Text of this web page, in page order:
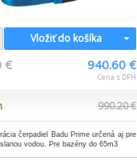
Vložiť do košíka
€ 940.60 €
Cena s DPH
990.20 €
čerpadiel Badu Prime určená aj pre
vodou. Pre bazény do 65m3